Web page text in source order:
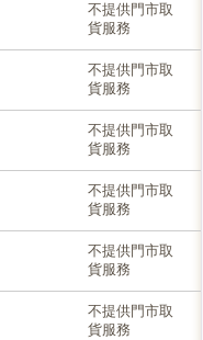
不提供門市取
貨服務
不提供門市取
貨服務
不提供門市取
貨服務
不提供門市取
貨服務
不提供門市取
貨服務
不提供門市取
貨服務